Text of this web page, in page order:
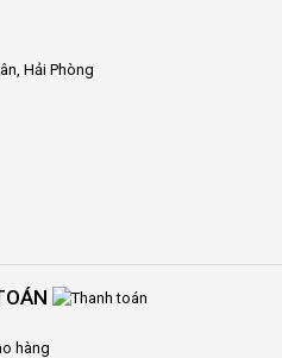
Hải Phòng